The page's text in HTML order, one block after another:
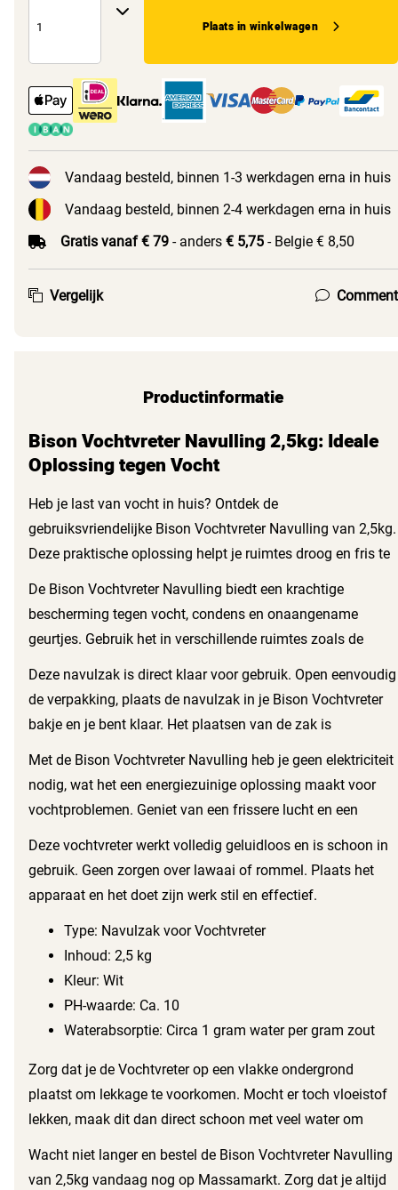
Plaats in winkelwagen
Vandaag besteld, binnen 1-3 werkdagen erna in huis
Vandaag besteld, binnen 2-4 werkdagen erna in huis
Gratis vanaf € 79 - anders € 5,75 - Belgie € 8,50
Vergelijk Comment
Productinformatie
Bison Vochtvreter Navulling 2,5kg: Ideale
Oplossing tegen Vocht
Heb je last van vocht in huis? Ontdek de
gebruiksvriendelijke Bison Vochtvreter Navulling van 2,5kg.
Deze praktische oplossing helpt je ruimtes droog en fris te
De Bison Vochtvreter Navulling biedt een krachtige
bescherming tegen vocht, condens en onaangename
geurtjes. Gebruik het in verschillende ruimtes zoals de
Deze navulzak is direct klaar voor gebruik. Open eenvoudig
de verpakking, plaats de navulzak in je Bison Vochtvreter
bakje en je bent klaar. Het plaatsen van de zak is
Met de Bison Vochtvreter Navulling heb je geen elektriciteit
nodig, wat het een energiezuinige oplossing maakt voor
vochtproblemen. Geniet van een frissere lucht en een
Deze vochtvreter werkt volledig geluidloos en is schoon in
gebruik. Geen zorgen over lawaai of rommel. Plaats het
apparaat en het doet zijn werk stil en effectief.
Type: Navulzak voor Vochtvreter
Inhoud: 2,5 kg
Kleur: Wit
PH-waarde: Ca. 10
Waterabsorptie: Circa 1 gram water per gram zout
Zorg dat je de Vochtvreter op een vlakke ondergrond
plaatst om lekkage te voorkomen. Mocht er toch vloeistof
lekken, maak dit dan direct schoon met veel water om
Wacht niet langer en bestel de Bison Vochtvreter Navulling
van 2,5kg vandaag nog op Massamarkt. Zorg dat je altijd